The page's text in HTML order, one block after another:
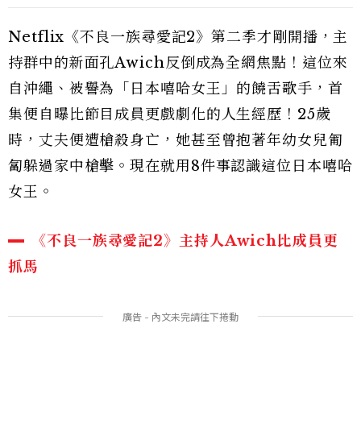
Netflix《不良一族尋愛記2》第二季才剛開播，主
持群中的新面孔Awich反倒成為全網焦點！這位來
自沖繩、被譽為「日本嘻哈女王」的饒舌歌手，首
集便自曝比節目成員更戲劇化的人生經歷！25歲
時，丈夫便遭槍殺身亡，她甚至曾抱著年幼女兒匍
匐躲過家中槍擊。現在就用8件事認識這位日本嘻哈
女王。
《不良一族尋愛記2》主持人Awich比成員更
抓馬